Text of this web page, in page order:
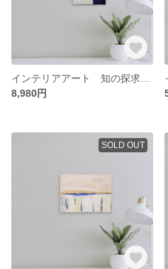
8,980円
SOLD OUT